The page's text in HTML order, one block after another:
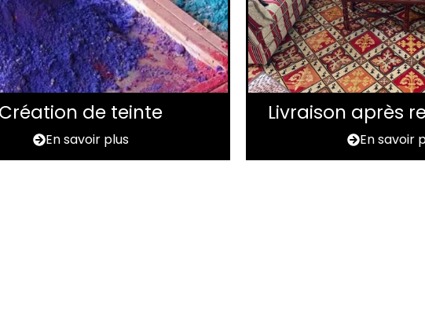
Création de teinte
En savoir plus
Livraison après
En savoir